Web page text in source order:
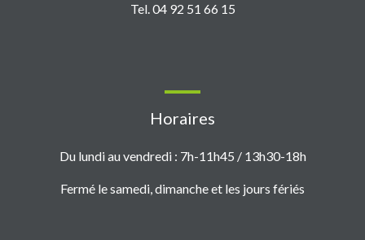
Tel. 04 92 51 66 15
Horaires
Du lundi au vendredi : 7h-11h45 / 13h30-18h
Fermé le samedi, dimanche et les jours fériés